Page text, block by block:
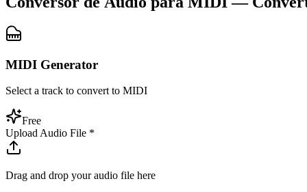
MIDI Generator
Select a track to convert to MIDI
Free
Upload Audio File *
Drag and drop your audio file here